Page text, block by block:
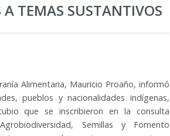
A TEMAS SUSTANTIVOS
Alimentaria, Mauricio Proaño, informó
pueblos y nacionalidades indígenas,
que se inscribieron en la consulta
Semillas y Fomento